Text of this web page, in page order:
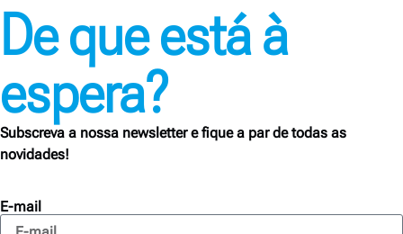
De que está à
espera?
Subscreva a nossa newsletter e fique a par de todas as
novidades!
E-mail